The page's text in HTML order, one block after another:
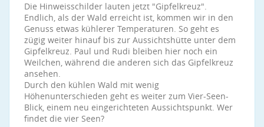
Die Hinweisschilder lauten jetzt "Gipfelkreuz".
Endlich, als der Wald erreicht ist, kommen wir in den
Genuss etwas kühlerer Temperaturen. So geht es
zügig weiter hinauf bis zur Aussichtshütte unter dem
Gipfelkreuz. Paul und Rudi bleiben hier noch ein
Weilchen, während die anderen sich das Gipfelkreuz
ansehen.
Durch den kühlen Wald mit wenig
Höhenunterschieden geht es weiter zum Vier-Seen-
Blick, einem neu eingerichteten Aussichtspunkt. Wer
findet die vier Seen?